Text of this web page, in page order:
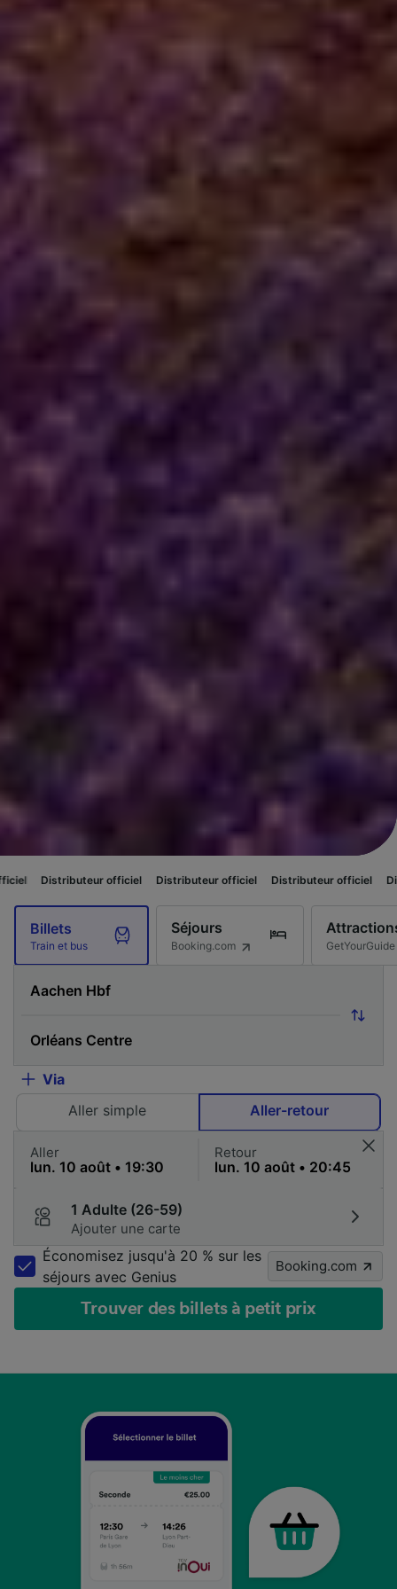
officiel Distributeur officiel Distributeur officiel Distributeur
Billets
Train et bus
Séjours
Booking.com GetYourGuide
Via
Aller simple
Aller-retour
Aller Retour
1 Adulte (26-59)
Ajouter une carte
Économisez jusqu'à 20 % sur les
séjours avec Genius
Booking.com
Trouver des billets à petit prix